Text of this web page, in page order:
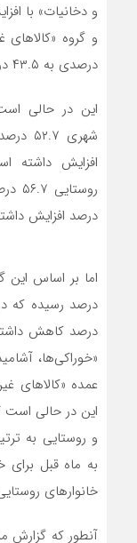
درصدی به ۴٣.۵ درصد رسیده است.
این در حالی
افزایش داشته
درصد افزایش
درصد کاهش
این در حالی است
خانوارهای روستایی ٠.٣ درصد کاهش داشته
آنطور که گزارش